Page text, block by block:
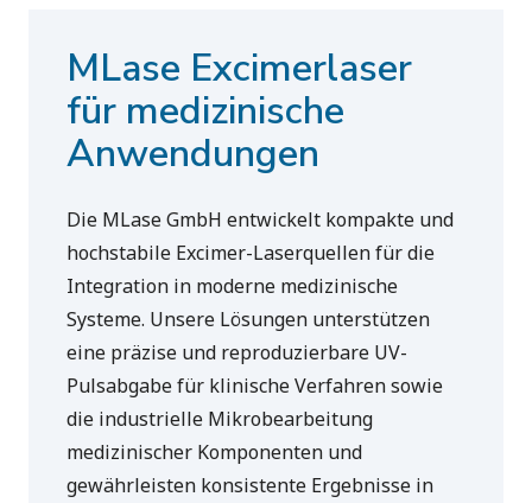
MLase Excimerlaser
für medizinische
Anwendungen
Die MLase GmbH entwickelt kompakte und
hochstabile Excimer-Laserquellen für die
Integration in moderne medizinische
Systeme. Unsere Lösungen unterstützen
eine präzise und reproduzierbare UV-
Pulsabgabe für klinische Verfahren sowie
die industrielle Mikrobearbeitung
medizinischer Komponenten und
gewährleisten konsistente Ergebnisse in